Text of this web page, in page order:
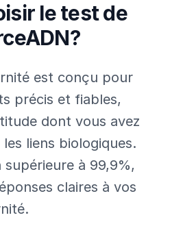
le test de
est conçu pour
précis et fiables,
dont vous avez
liens biologiques.
à 99,9%,
claires à vos